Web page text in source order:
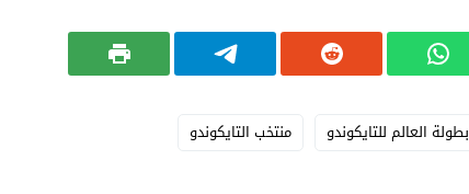
بطولة العالم للتايكوندو
منتخب التايكوندو